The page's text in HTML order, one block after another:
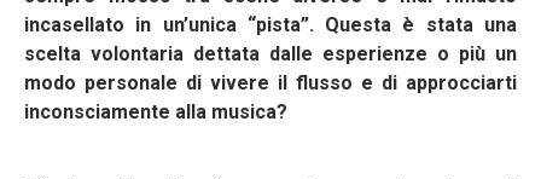
incasellato in un’unica “pista”. Questa è stata una
scelta volontaria dettata dalle esperienze o più un
modo personale di vivere il flusso e di approcciarti
inconsciamente alla musica?